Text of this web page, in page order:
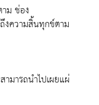
ม ช่อง
งความสิ้นทุกข์ตาม
มารถนำไปเผยแผ่